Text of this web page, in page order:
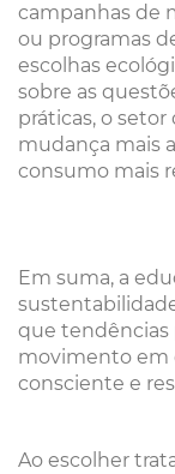
campanhas de
ou programas
escolhas
sobre as
práticas, o
mudança mais
consumo mais
Em suma, a
que tendências
movimento em
consciente e
Ao escolher